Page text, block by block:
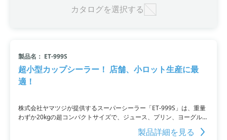
カタログを選択する
製品名： ET-999S
超小型カップシーラー！ 店舗、小ロット生産に最
適！
株式会社ヤマツジが提供するスーパーシーラー「ET-999S」は、重量
わずか20kgの超コンパクトサイズで、ジュース、プリン、ヨーグル
ト、お菓子などの少ロット生産に最適なデザート用カップシール機で
す。設置場所を選ばず、容器を置くだけで自動包装を行うことができ
製品詳細を見る